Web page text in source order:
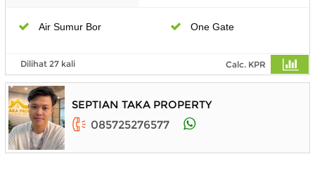
Air Sumur Bor One Gate
Dilihat 27 kali Calc. KPR
SEPTIAN TAKA PROPERTY
085725276577